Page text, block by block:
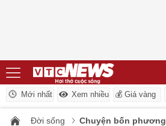
Mới nhất Xem nhiều 💰 Giá vàng
Đời sống Chuyện bốn phương